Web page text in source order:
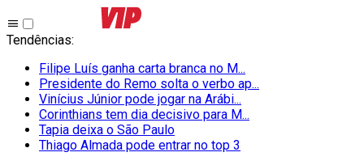
Tendências:
Filipe Luís ganha carta branca no M...
Presidente do Remo solta o verbo ap...
Vinícius Júnior pode jogar na Arábi...
Corinthians tem dia decisivo para M...
Tapia deixa o São Paulo
Thiago Almada pode entrar no top 3